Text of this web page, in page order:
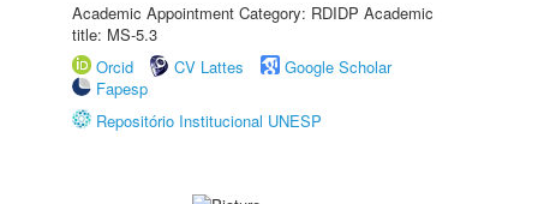
Academic Appointment Category: RDIDP Academic
title: MS-5.3
Orcid
CV Lattes
Google Scholar
Fapesp
Repositório Institucional UNESP